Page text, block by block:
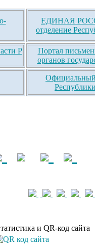
ЕДИНАЯ
отделение
Р
Портал
органов
Официальный
и QR-код сайта